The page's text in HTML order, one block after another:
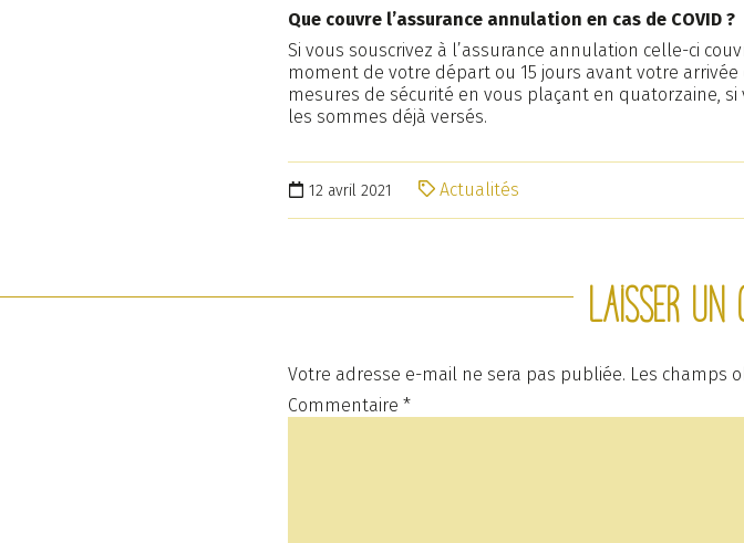
Que couvre l’assurance annulation en cas de COVID ?
Si vous souscrivez à l’assurance annulation celle-ci
moment de votre départ ou 15 jours avant votre
mesures de sécurité en vous plaçant en quatorzaine,
les sommes déjà versés.
12 avril 2021 Actualités
Laisser un
Votre adresse e-mail ne sera pas publiée. Les champs
Commentaire *